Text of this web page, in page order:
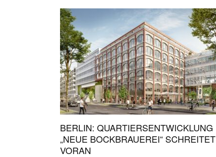
BERLIN: QUARTIERSENTWICKLUNG
„NEUE BOCKBRAUEREI“ SCHREITET
VORAN